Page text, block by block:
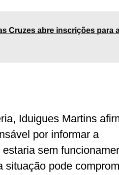
Cruzes abre inscrições para
Iduigues Martins
por informar a
sem
situação pode